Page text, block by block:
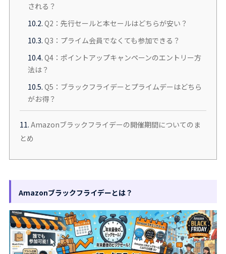
される？
10.2. Q2：先行セールと本セールはどちらが安い？
10.3. Q3：プライム会員でなくても参加できる？
10.4. Q4：ポイントアップキャンペーンのエントリー方
法は？
10.5. Q5：ブラックフライデーとプライムデーはどちら
がお得？
11. Amazonブラックフライデーの開催期間についてのま
とめ
Amazonブラックフライデーとは？